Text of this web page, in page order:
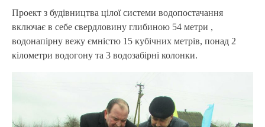
Проект з будівництва цілої системи водопостачання
включає в себе свердловину глибиною 54 метри ,
водонапірну вежу ємністю 15 кубічних метрів, понад 2
кілометри водогону та 3 водозабірні колонки.